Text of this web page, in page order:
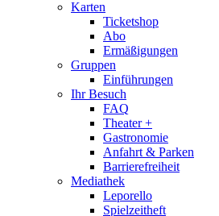
Karten
Ticketshop
Abo
Ermäßigungen
Gruppen
Einführungen
Ihr Besuch
FAQ
Theater +
Gastronomie
Anfahrt & Parken
Barrierefreiheit
Mediathek
Leporello
Spielzeitheft